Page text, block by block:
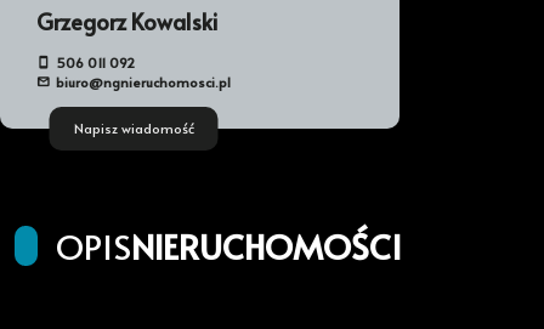
Grzegorz Kowalski
506 011 092
biuro@ngnieruchomosci.pl
Napisz wiadomość
OPISNIERUCHOMOŚCI